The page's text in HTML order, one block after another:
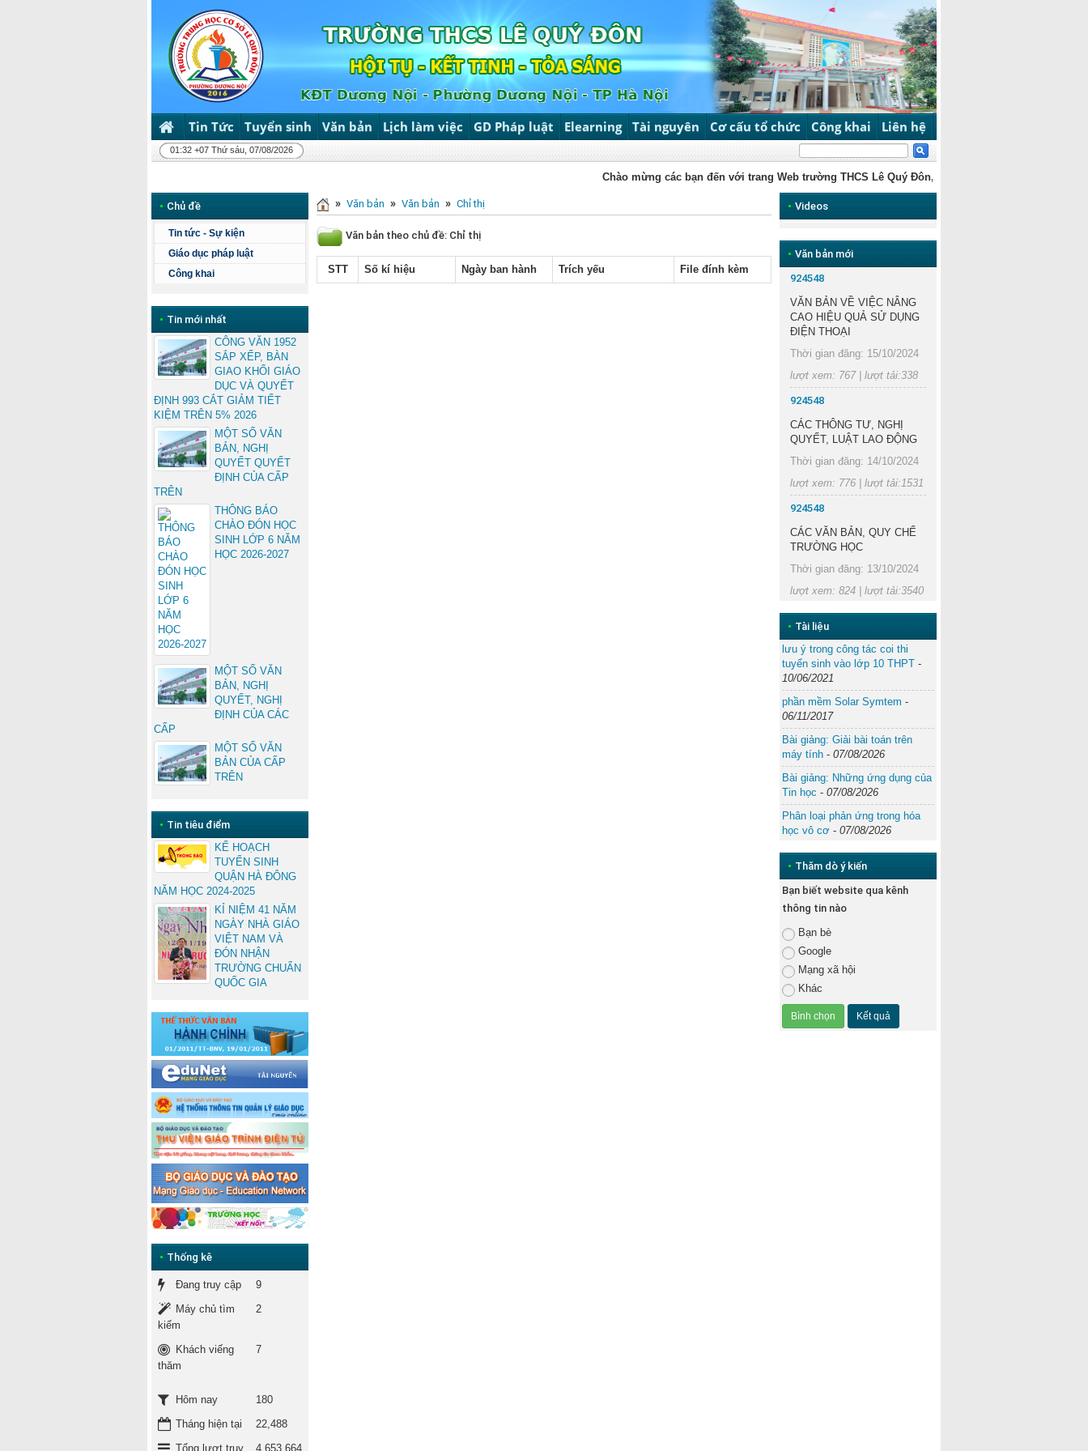
Tin Tức Tuyển sinh Văn bản Lịch làm việc GD Pháp luật Elearning Tài nguyên Cơ cấu tổ chức Công khai Liên hệ
01:32 +07 Thứ sáu, 07/08/2026
Chào mừng các bạn đến với trang Web trường THCS Lê Quý Đôn, Dương Nội, Hà Nội
» Văn bản » Văn bản » Chỉ thị
Văn bản theo chủ đề: Chỉ thị
STT Số kí hiệu Ngày ban hành Trích yếu File đính kèm
• Videos
• Văn bản mới
924548
VĂN BẢN VỀ VIỆC NÂNG
CAO HIỆU QUẢ SỬ DỤNG
ĐIỆN THOẠI
Thời gian đăng: 15/10/2024
lượt xem: 767 | lượt tải:338
924548
CÁC THÔNG TƯ, NGHỊ
QUYẾT, LUẬT LAO ĐỘNG
Thời gian đăng: 14/10/2024
lượt xem: 776 | lượt tải:1531
924548
CÁC VĂN BẢN, QUY CHẾ
TRƯỜNG HỌC
Thời gian đăng: 13/10/2024
lượt xem: 824 | lượt tải:3540
• Tài liệu
lưu ý trong công tác coi thi
tuyển sinh vào lớp 10 THPT-
10/06/2021
phần mềm Solar Symtem -
06/11/2017
Bài giảng: Giải bài toán trên
máy tính- 07/08/2026
Bài giảng: Những ứng dụng của
Tin học - 07/08/2026
Phân loại phản ứng trong hóa
học vô cơ- 07/08/2026
• Thăm dò ý kiến
Bạn biết website qua kênh
thông tin nào
Bạn bè
Google
Mạng xã hội
Khác
• Chủ đề
Tin tức - Sự kiện
Giáo dục pháp luật
Công khai
• Tin mới nhất
CÔNG VĂN 1952
SẮP XẾP, BÀN
GIAO KHỐI GIÁO
DỤC VÀ QUYẾT
ĐỊNH 993 CẮT GIẢM TIẾT
KIỆM TRÊN 5% 2026
MỘT SỐ VĂN
BẢN, NGHỊ
QUYẾT QUYẾT
ĐỊNH CỦA CẤP
TRÊN
THÔNG BÁO
CHÀO ĐÓN HỌC
SINH LỚP 6 NĂM
HỌC 2026-2027
MỘT SỐ VĂN
BẢN, NGHỊ
QUYẾT, NGHỊ
ĐỊNH CỦA CÁC
CẤP
MỘT SỐ VĂN
BẢN CỦA CẤP
TRÊN
• Tin tiêu điểm
KẾ HOẠCH
TUYỂN SINH
QUẬN HÀ ĐÔNG
NĂM HỌC 2024-2025
KỈ NIỆM 41 NĂM
NGÀY NHÀ GIÁO
VIỆT NAM VÀ
ĐÓN NHẬN
TRƯỜNG CHUẨN
QUỐC GIA
• Thống kê
Đang truy cập
9
Máy chủ tìm
kiếm
2
Khách viếng
thăm
7
Hôm nay
180
Tháng hiện tại
22,488
Tổng lượt truy
4,653,664